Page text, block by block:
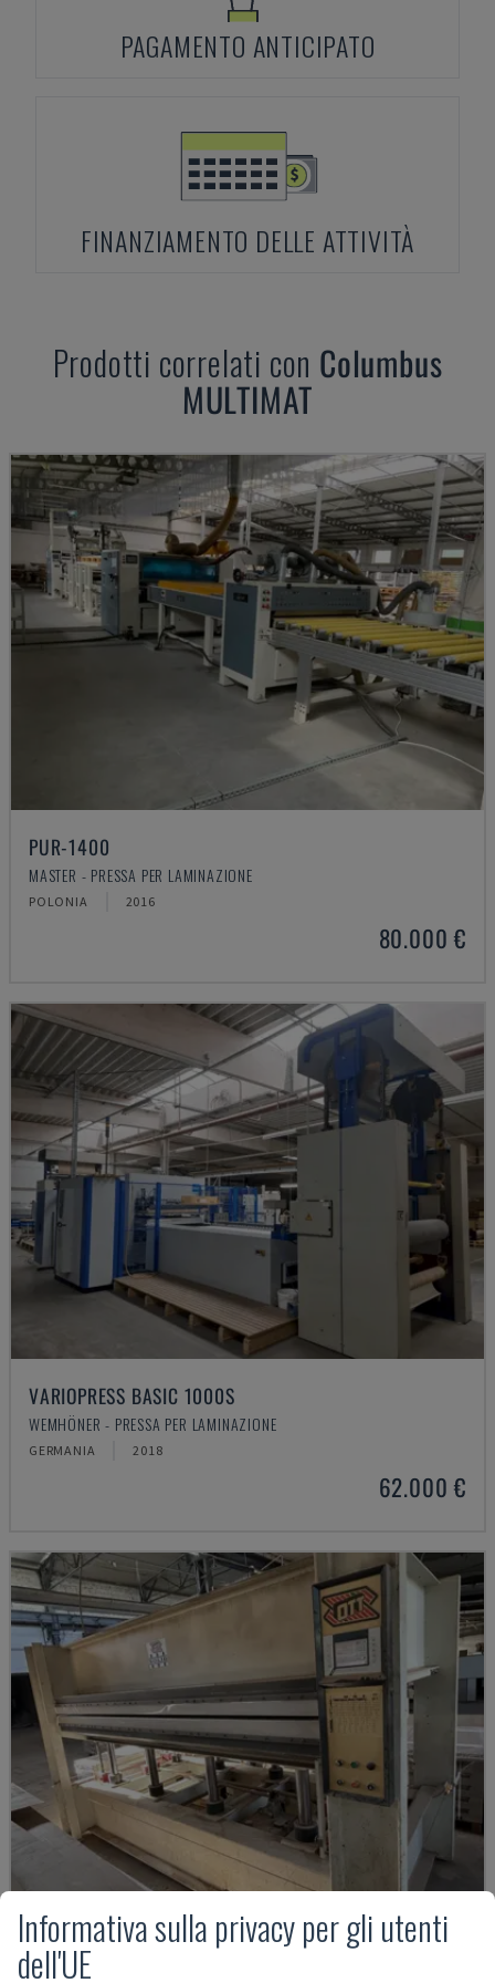
PAGAMENTO ANTICIPATO
FINANZIAMENTO DELLE ATTIVITÀ
Prodotti correlati con Columbus
MULTIMAT
PUR-1400
MASTER - PRESSA PER LAMINAZIONE
POLONIA 2016
80.000 €
VARIOPRESS BASIC 1000S
WEMHÖNER - PRESSA PER LAMINAZIONE
GERMANIA 2018
62.000 €
SOLID 16-32
OTT - PRESSA PER LAMINAZIONE
Informativa sulla privacy per gli utenti
dell'UE